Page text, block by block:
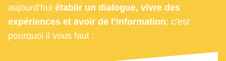
aujourd’hui établir un dialogue, vivre des
expériences et avoir de l’information; c’est
pourquoi il vous faut :